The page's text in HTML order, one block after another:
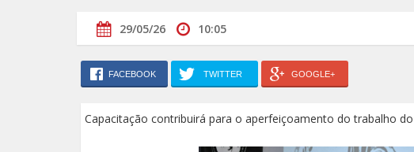
29/05/26 10:05
FACEBOOK TWITTER GOOGLE+
Capacitação contribuirá para o aperfeiçoamento do trabalho